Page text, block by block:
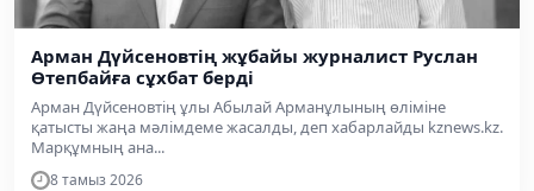
Арман Дүйсеновтің жұбайы журналист Руслан
Өтепбайға сұхбат берді
Арман Дүйсеновтің ұлы Абылай Арманұлының өліміне
қатысты жаңа мәлімдеме жасалды, деп хабарлайды kznews.kz.
Марқұмның ана...
8 тамыз 2026